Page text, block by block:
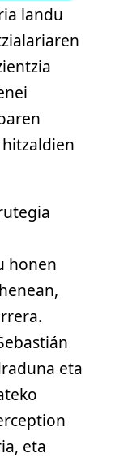
landu
honen
eta
eta